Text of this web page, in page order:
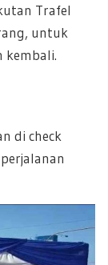
Trafel
untuk
kembali.
di check